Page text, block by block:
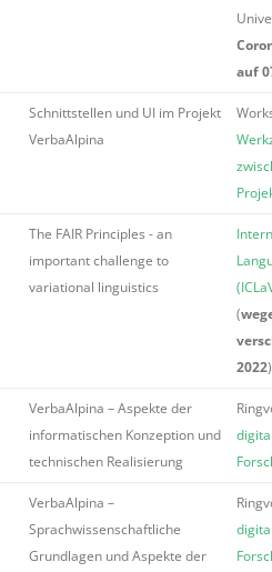
auf
Schnittstellen und UI im Projekt
VerbaAlpina
The FAIR Principles - an
important challenge to
variational linguistics
(
2022)
VerbaAlpina – Aspekte der
informatischen Konzeption und
technischen Realisierung
VerbaAlpina –
Sprachwissenschaftliche
Grundlagen und Aspekte der